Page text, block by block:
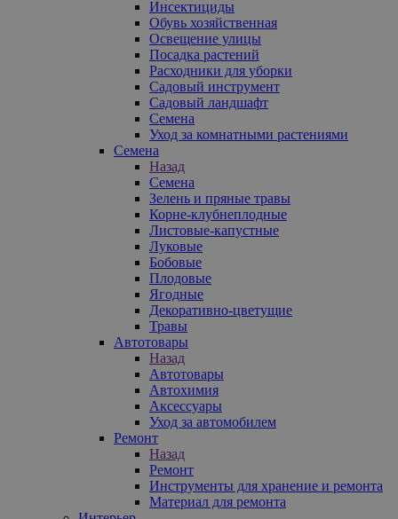
Инсектициды
Обувь хозяйственная
Освещение улицы
Посадка растений
Расходники для уборки
Садовый инструмент
Садовый ландшафт
Семена
Уход за комнатными растениями
Семена
Назад
Семена
Зелень и пряные травы
Корне-клубнеплодные
Листовые-капустные
Луковые
Бобовые
Плодовые
Ягодные
Декоративно-цветущие
Травы
Автотовары
Назад
Автотовары
Автохимия
Аксессуары
Уход за автомобилем
Ремонт
Назад
Ремонт
Инструменты для хранение и ремонта
Материал для ремонта